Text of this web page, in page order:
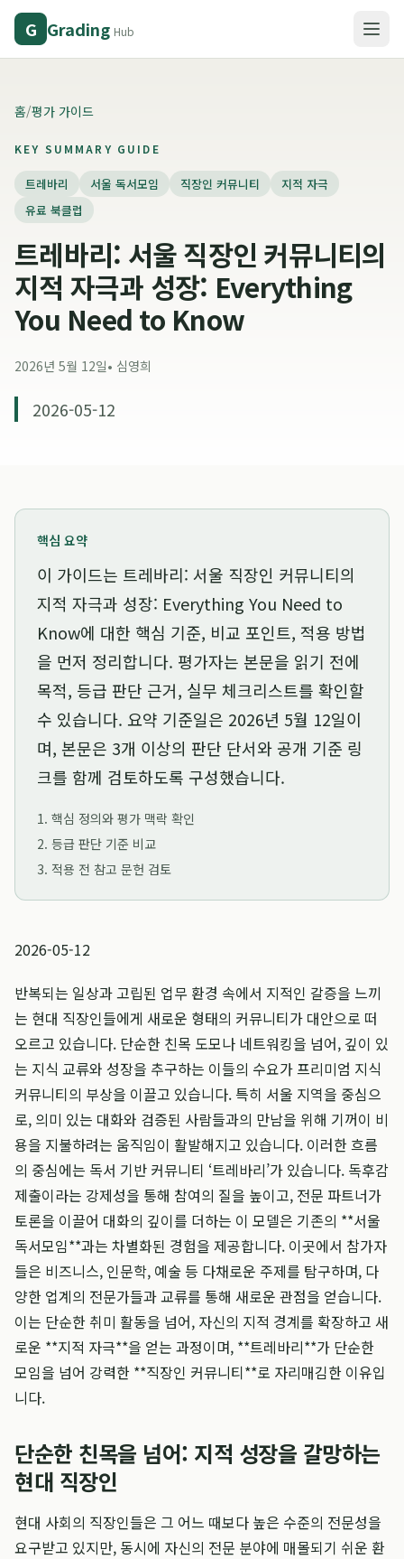
G Grading Hub
홈/평가 가이드
KEY SUMMARY GUIDE
트레바리 서울 독서모임 직장인 커뮤니티
지적 자극
유료 북클럽
트레바리: 서울 직장인 커뮤니티의
지적 자극과 성장: Everything
You Need to Know
2026년 5월 12일• 심영희
2026-05-12
핵심 요약
이 가이드는 트레바리: 서울 직장인 커뮤니티의
지적 자극과 성장: Everything You Need to
Know에 대한 핵심 기준, 비교 포인트, 적용 방법
을 먼저 정리합니다. 평가자는 본문을 읽기 전에
목적, 등급 판단 근거, 실무 체크리스트를 확인할
수 있습니다. 요약 기준일은 2026년 5월 12일이
며, 본문은 3개 이상의 판단 단서와 공개 기준 링
크를 함께 검토하도록 구성했습니다.
1. 핵심 정의와 평가 맥락 확인
2. 등급 판단 기준 비교
3. 적용 전 참고 문헌 검토
2026-05-12
반복되는 일상과 고립된 업무 환경 속에서 지적인 갈증을 느끼
는 현대 직장인들에게 새로운 형태의 커뮤니티가 대안으로 떠
오르고 있습니다. 단순한 친목 도모나 네트워킹을 넘어, 깊이 있
는 지식 교류와 성장을 추구하는 이들의 수요가 프리미엄 지식
커뮤니티의 부상을 이끌고 있습니다. 특히 서울 지역을 중심으
로, 의미 있는 대화와 검증된 사람들과의 만남을 위해 기꺼이 비
용을 지불하려는 움직임이 활발해지고 있습니다. 이러한 흐름
의 중심에는 독서 기반 커뮤니티 ‘트레바리’가 있습니다. 독후감
제출이라는 강제성을 통해 참여의 질을 높이고, 전문 파트너가
토론을 이끌어 대화의 깊이를 더하는 이 모델은 기존의 **서울
독서모임**과는 차별화된 경험을 제공합니다. 이곳에서 참가자
들은 비즈니스, 인문학, 예술 등 다채로운 주제를 탐구하며, 다
양한 업계의 전문가들과 교류를 통해 새로운 관점을 얻습니다.
이는 단순한 취미 활동을 넘어, 자신의 지적 경계를 확장하고 새
로운 **지적 자극**을 얻는 과정이며, **트레바리**가 단순한
모임을 넘어 강력한 **직장인 커뮤니티**로 자리매김한 이유입
니다.
단순한 친목을 넘어: 지적 성장을 갈망하는
현대 직장인
현대 사회의 직장인들은 그 어느 때보다 높은 수준의 전문성을
요구받고 있지만, 동시에 자신의 전문 분야에 매몰되기 쉬운 환